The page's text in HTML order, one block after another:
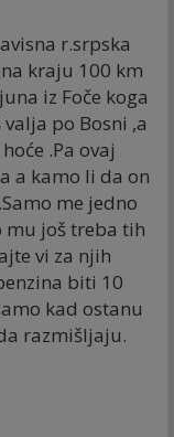
r.srpska
kraju 100 km
iz Foče koga
po Bosni ,a
.Pa ovaj
a kamo li da on
me jedno
mu još treba tih
vi za njih
biti 10
kad ostanu
razmišljaju.